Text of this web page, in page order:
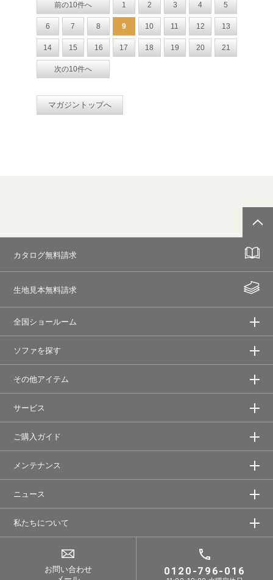
前の10件へ 1 2 3 4 5
6 7 8 9 10 11 12 13
14 15 16 17 18 19 20 21
次の10件へ
マガジントップへ
カタログ無料請求
生地見本無料請求
全国ショールーム
ソファを探す
その他アイテム
サービス
ご購入ガイド
メンテナンス
ニュース
私たちについて
お問い合わせ
0120-796-016